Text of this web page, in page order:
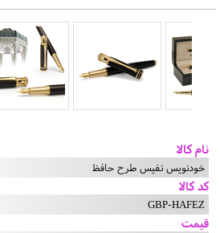
نام کالا
خودنویس نفیس طرح حافظ
کد کالا
GBP-HAFEZ
قیمت